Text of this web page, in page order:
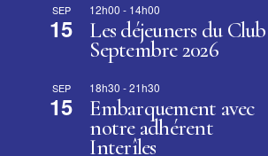
SEP
15
12h00 - 14h00
Les déjeuners du Club
Septembre 2026
SEP
15
18h30 -21h30
Embarquement avec
notre adhérent
Interîles